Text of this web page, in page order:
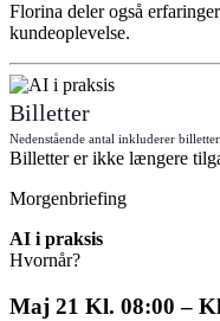
Florina deler også
kundeoplevelse.
Billetter
Nedenstående antal inkluderer
Billetter er ikke længere
Morgenbriefing
AI i praksis
Hvornår?
Maj 21 Kl. 08:00 –